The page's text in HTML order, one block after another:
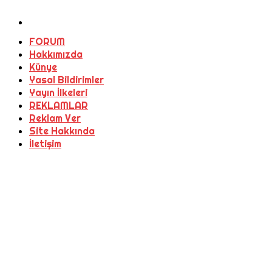
FORUM
Hakkımızda
Künye
Yasal Bildirimler
Yayın İlkeleri
REKLAMLAR
Reklam Ver
Site Hakkında
İletişim